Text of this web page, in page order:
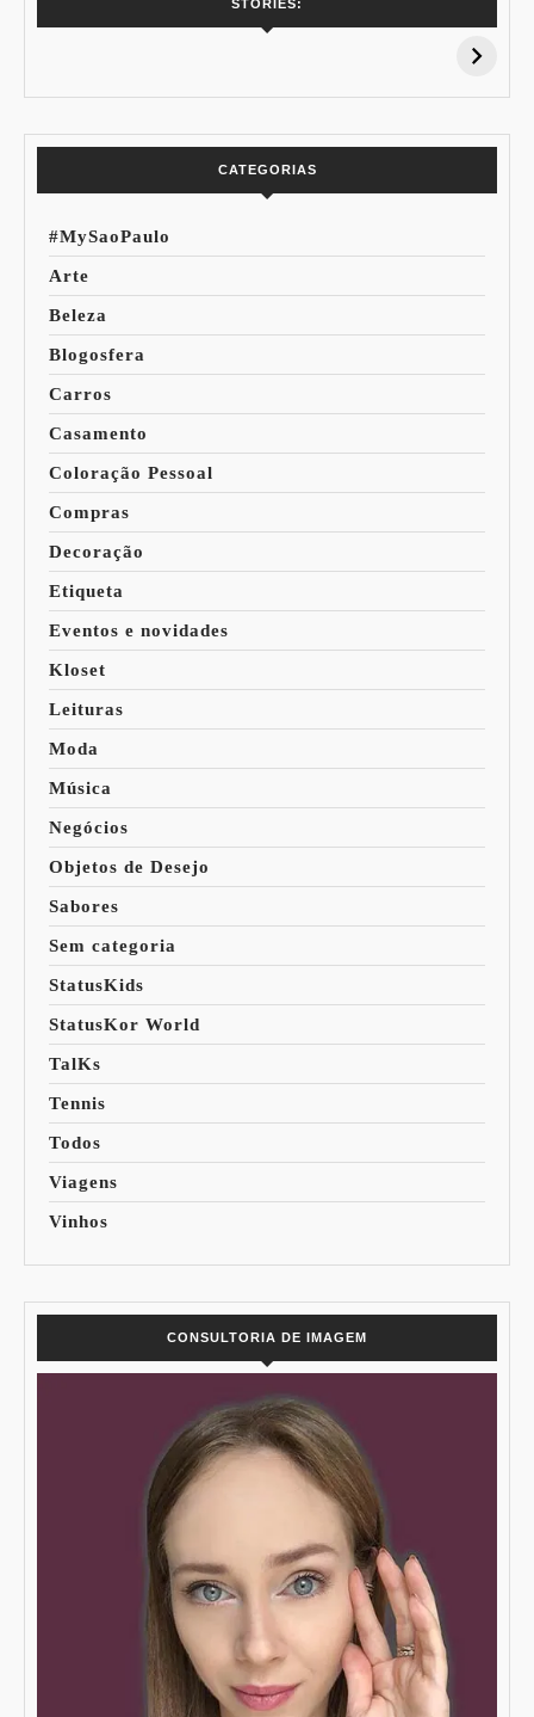
STORIES:
15% de
Pessoal: Os
CATEGORIAS
#MySaoPaulo
Arte
Beleza
Blogosfera
Carros
Casamento
Coloração Pessoal
Compras
Decoração
Etiqueta
Eventos e novidades
Kloset
Leituras
Moda
Música
Negócios
Objetos de Desejo
Sabores
Sem categoria
StatusKids
StatusKor World
TalKs
Tennis
Todos
Viagens
Vinhos
CONSULTORIA DE IMAGEM